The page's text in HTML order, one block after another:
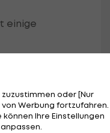
einige
zu
ist
Feind", oder [Nur
von Werbung fortzufahren.
Ihre Einstellungen